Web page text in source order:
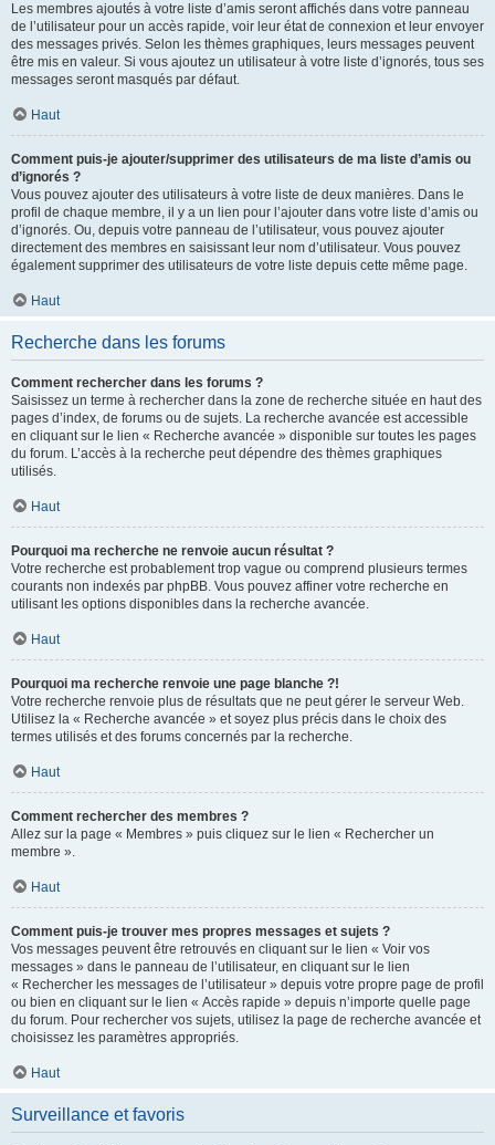
Les membres ajoutés à votre liste d’amis seront affichés dans votre panneau
de l’utilisateur pour un accès rapide, voir leur état de connexion et leur envoyer
des messages privés. Selon les thèmes graphiques, leurs messages peuvent
être mis en valeur. Si vous ajoutez un utilisateur à votre liste d’ignorés, tous ses
messages seront masqués par défaut.
Haut
Comment puis-je ajouter/supprimer des utilisateurs de ma liste d’amis ou
d’ignorés ?
Vous pouvez ajouter des utilisateurs à votre liste de deux manières. Dans le
profil de chaque membre, il y a un lien pour l’ajouter dans votre liste d’amis ou
d’ignorés. Ou, depuis votre panneau de l’utilisateur, vous pouvez ajouter
directement des membres en saisissant leur nom d’utilisateur. Vous pouvez
également supprimer des utilisateurs de votre liste depuis cette même page.
Haut
Recherche dans les forums
Comment rechercher dans les forums ?
Saisissez un terme à rechercher dans la zone de recherche située en haut des
pages d’index, de forums ou de sujets. La recherche avancée est accessible
en cliquant sur le lien « Recherche avancée » disponible sur toutes les pages
du forum. L’accès à la recherche peut dépendre des thèmes graphiques
utilisés.
Haut
Pourquoi ma recherche ne renvoie aucun résultat ?
Votre recherche est probablement trop vague ou comprend plusieurs termes
courants non indexés par phpBB. Vous pouvez affiner votre recherche en
utilisant les options disponibles dans la recherche avancée.
Haut
Pourquoi ma recherche renvoie une page blanche ?!
Votre recherche renvoie plus de résultats que ne peut gérer le serveur Web.
Utilisez la « Recherche avancée » et soyez plus précis dans le choix des
termes utilisés et des forums concernés par la recherche.
Haut
Comment rechercher des membres ?
Allez sur la page « Membres » puis cliquez sur le lien « Rechercher un
membre ».
Haut
Comment puis-je trouver mes propres messages et sujets ?
Vos messages peuvent être retrouvés en cliquant sur le lien « Voir vos
messages » dans le panneau de l’utilisateur, en cliquant sur le lien
« Rechercher les messages de l’utilisateur » depuis votre propre page de profil
ou bien en cliquant sur le lien « Accès rapide » depuis n’importe quelle page
du forum. Pour rechercher vos sujets, utilisez la page de recherche avancée et
choisissez les paramètres appropriés.
Haut
Surveillance et favoris